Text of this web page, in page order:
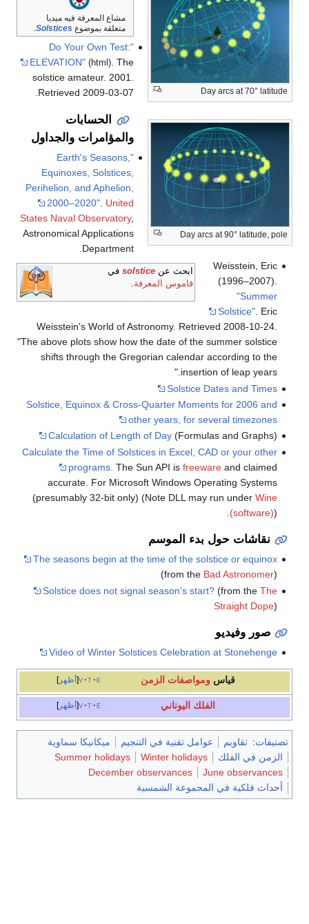
Day arcs at 70° latitude
Day arcs at 90° latitude, pole
ابحث عنsolstice في
قاموس المعرفة.
مشاع المعرفة فيه ميديا
متعلقة بموضوع Solstices
.
"Do Your Own Test:
ELEVATION" (html) . The
solstice amateur. 2001
Retrieved 2009-03-07
الحسابات
والمؤامرات والجداول
"Earth's Seasons,
Equinoxes, Solstices,
Perihelion, and Aphelion,
2000–2020" United
States Naval Observatory,
Astronomical Applications
Department.
Weisstein, Eric
(1996–2007).
"Summer
Solstice". Eric
Weisstein's World of Astronomy. Retrieved 2008-10-24.
The above plots show how the date of the summer solstice
shifts through the Gregorian calendar according to the
insertion of leap years.
Solstice Dates and Times
Solstice, Equinox & Cross-Quarter Moments for 2006 and
other years, for several timezones
Calculation of Length of Day(Formulas and Graphs)
Calculate the Time of Solstices in Excel, CAD or your other
programs. The Sun API is freewareand claimed
accurate. For Microsoft Windows Operating Systems
(presumably 32-bit only) (Note DLL may run under Wine
(software)).
نقاشات حول بدء الموسم
The seasons begin at the time of the solstice or equinox
(from the Bad Astronomer)
Solstice does not signal season's start?(from the The
Straight Dope)
صور وفيديو
Video of Winter Solstices Celebration at Stonehenge
أظهر v t e قياس ومواصفات الزمن
أظهر v t e الفلك اليوناني
تصنيفات: تقاويم عوامل تقنية في التنجيم
ميكانيكا سماوية
الزمن في الفلك
Winter holidays
Summer holidays
June observances
December observances
أحداث فلكية في المجموعة الشمسية